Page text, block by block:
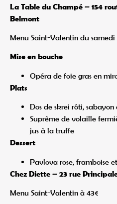
La Table du Champé – 154
Belmont
Menu Saint-Valentin du samedi
Mise en bouche
Opéra de foie gras en
Plats
Dos de skrei rôti,
Suprême de volaille
jus à la truffe
Dessert
Pavlova rose, framboise
Chez Diette – 23 rue
Menu Saint-Valentin à 43€